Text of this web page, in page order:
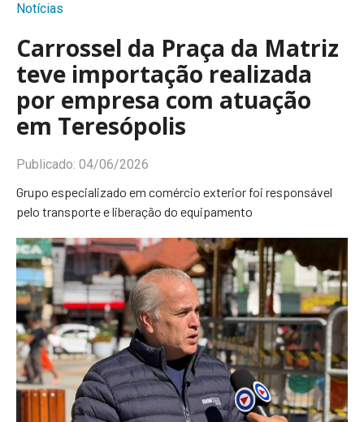
Notícias
Carrossel da Praça da Matriz
teve importação realizada
por empresa com atuação
em Teresópolis
Publicado: 04/06/2026
Grupo especializado em comércio exterior foi responsável
pelo transporte e liberação do equipamento